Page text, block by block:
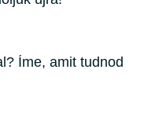
Íme, amit tudnod